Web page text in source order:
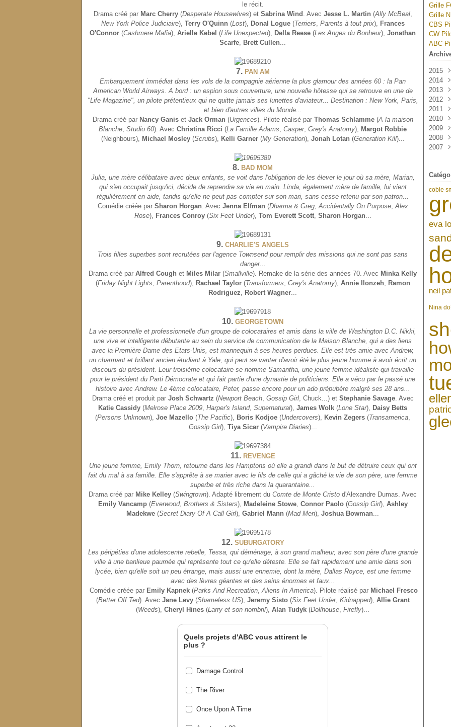
le récit.
Drama créé par Marc Cherry(Desperate Housewives) et Sabrina Wind . Avec Jesse L. Martin (Ally McBeal,
New York Police Judiciaire), Terry O'Quinn (Lost), Donal Logue(Terriers, Parents à tout prix), Frances
O'Connor (Cashmere Mafia), Arielle Kebel (Life Unexpected), Della Reese (Les Anges du Bonheur), Jonathan
Scarfe, Brett Cullen...
7. PAN AM
Embarquement immédiat dans les vols de la compagnie aérienne la plus glamour des années 60 : la Pan
American World Airways. A bord : un espion sous couverture, une nouvelle hôtesse qui se retrouve en une de
"Life Magazine", un pilote prétentieux qui ne quitte jamais ses lunettes d'aviateur... Destination : New York, Paris,
et bien d'autres villes du Monde...
Drama créé par Nancy Ganiset Jack Orman (Urgences). Pilote réalisé par Thomas Schlamme(A la maison
Blanche, Studio 60). Avec Christina Ricci (La Famille Adams, Casper, Grey's Anatomy), Margot Robbie
(Neighbours), Michael Mosley (Scrubs), Kelli Garner(My Generation), Jonah Lotan (Generation Kill)...
8. BAD MOM
Julia, une mère célibataire avec deux enfants, se voit dans l'obligation de les élever le jour où sa mère, Marian,
qui s'en occupait jusqu'ici, décide de reprendre sa vie en main. Linda, également mère de famille, lui vient
régulièrement en aide, tandis qu'elle ne peut pas compter sur son mari, sans cesse retenu par son patron...
Comédie créée par Sharon Horgan. Avec Jenna Elfman (Dharma & Greg,Accidentally On Purpose,Alex
Rose), Frances Conroy(Six Feet Under), Tom Everett Scott, Sharon Horgan...
9. CHARLIE'S ANGELS
Trois filles superbes sont recrutées par l'agence Townsend pour remplir des missions qui ne sont pas sans
danger...
Drama créé par Alfred Cough et Miles Milar (Smallville). Remake de la série des années 70. Avec Minka Kelly
(Friday Night Lights, Parenthood), Rachael Taylor(Transformers, Grey's Anatomy), Annie Ilonzeh, Ramon
Rodriguez, Robert Wagner...
10. GEORGETOWN
La vie personnelle et professionnelle d'un groupe de colocataires et amis dans la ville de Washington D.C. Nikki,
une vive et intelligente débutante au sein du service de communication de la Maison Blanche, qui a des liens
avec la Première Dame des Etats-Unis, est mannequin à ses heures perdues. Elle est très amie avec Andrew,
un charmant et brillant ancien étudiant à Yale, qui peut se vanter d'avoir été le plus jeune homme à avoir écrit un
discours du président. Leur troisième colocataire se nomme Samantha, une jeune femme idéaliste qui travaille
pour le président du Parti Démocrate et qui fait partie d'une dynastie de politiciens. Elle a vécu par le passé une
histoire avec Andrew. Le 4ème colocataire, Peter, passe encore pour un ado prépubère malgré ses 28 ans...
Drama créé et produit par Josh Schwartz (Newport Beach, Gossip Girl, Chuck...) et Stephanie Savage. Avec
Katie Cassidy (Melrose Place 2009, Harper's Island, Supernatural), James Wolk (Lone Star), Daisy Betts
(Persons Unknown), Joe Mazello (The Pacific), Boris Kodjoe (Undercovers), Kevin Zegers (Transamerica,
Gossip Girl), Tiya Sicar (Vampire Diaries)...
11. REVENGE
Une jeune femme, Emily Thorn, retourne dans les Hamptons où elle a grandi dans le but de détruire ceux qui ont
fait du mal à sa famille. Elle s'apprête à se marier avec le fils de celle qui a gâché la vie de son père, une femme
superbe et très riche dans la quarantaine...
Drama créé par Mike Kelley (Swingtown). Adapté librement du Comte de Monte Cristo d'Alexandre Dumas. Avec
Emily Vancamp(Everwood, Brothers & Sisters), Madeleine Stowe, Connor Paolo(Gossip Girl), Ashley
Madekwe (Secret Diary Of A Call Girl), Gabriel Mann (Mad Men), Joshua Bowman...
12. SUBURGATORY
Les péripéties d'une adolescente rebelle, Tessa, qui déménage, à son grand malheur, avec son père d'une grande
ville à une banlieue paumée qui représente tout ce qu'elle déteste. Elle se fait rapidement une amie dans son
lycée, bien qu'elle soit un peu étrange, mais aussi une ennemie, dont la mère, Dallas Royce, est une femme
avec des lèvres géantes et des seins énormes et faux...
Comédie créée par Emily Kapnek (Parks And Recreation,Aliens In America). Pilote réalisé par Michael Fresco
(Better Off Ted). Avec Jane Levy(Shameless US), Jeremy Sisto(Six Feet Under, Kidnapped), Allie Grant
(Weeds), Cheryl Hines (Larry et son nombril), Alan Tudyk (Dollhouse, Firefly)...
Quels projets d'ABC vous attirent le
plus ?
Damage Control
The River
Once Upon A Time
Grille
Grille
CBS
CW
ABC
2015
2014
Mai
Avril
Mars
2013
Août
Mars
2012
Août
Mai
Avril
2011
Juin
Mai
2010
Juin
Avril
2009
Mai
Avril
2008
Août
Juin
Mai
Avril
2007
Juin
cobie
eva
neil
Nina